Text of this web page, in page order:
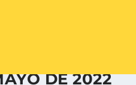
DE 2022